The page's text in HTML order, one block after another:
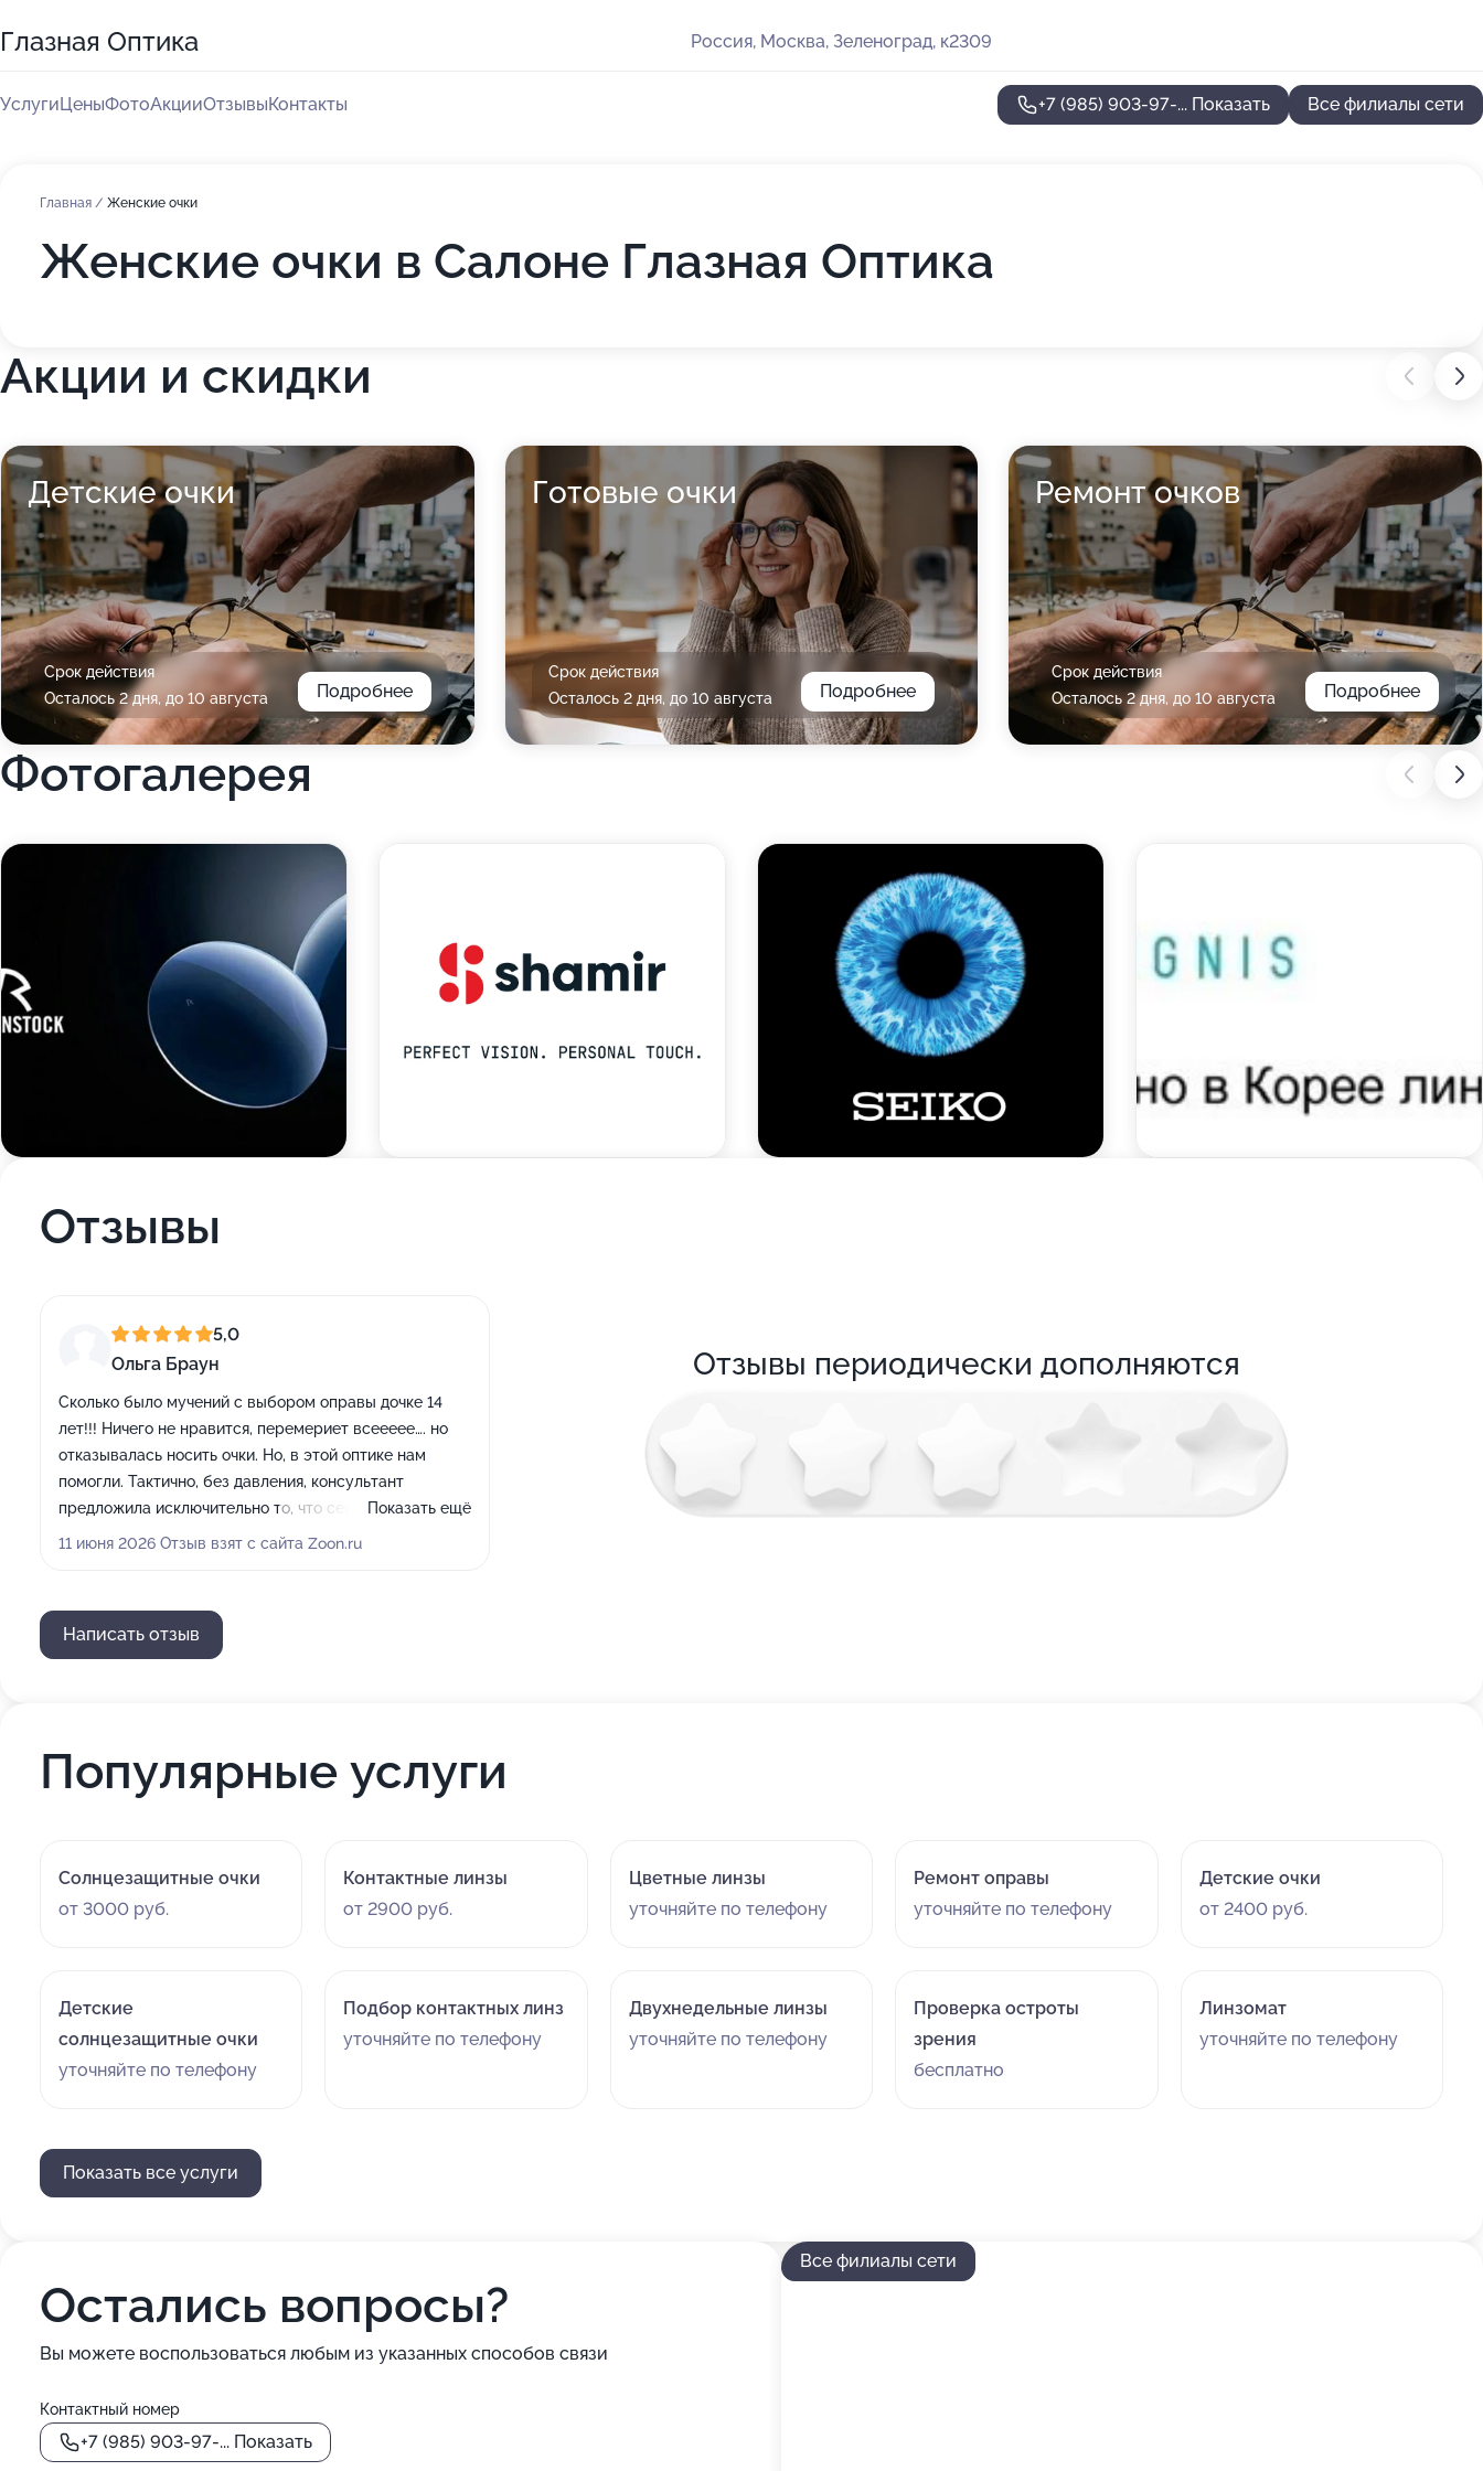
Глазная Оптика Россия, Москва, Зеленоград, к2309
УслугиЦеныФотоАкцииОтзывыКонтакты +7 (985) 903-97-... Показать Все филиалы сети
Главная / Женские очки
Женские очки в Салоне Глазная Оптика
Акции и скидки
Детские очки
Срок действия
Осталось 2 дня, до 10 августа
Подробнее
Готовые очки
Срок действия
Осталось 2 дня, до 10 августа
Подробнее
Ремонт очков
Срок действия
Осталось 2 дня, до 10 августа
Подробнее
Фотогалерея
Отзывы
5,0
Ольга Браун
Сколько было мучений с выбором оправы дочке 14
лет!!! Ничего не нравится, перемериет всеееее…. но
отказывалась носить очки. Но, в этой оптике нам
помогли. Тактично, без давления, консультант
предложила исключительно то, что сейчас носит
молодёжь. И, о боги, дочка влюбилась в очки. Большая
удовольствием рекомендую вашу оптику.
Показать ещё
11 июня 2026 Отзыв взят с сайта Zoon.ru
Отзывы периодически дополняются
Написать отзыв
Популярные услуги
Солнцезащитные очки
от 3000 руб.
Контактные линзы
от 2900 руб.
Цветные линзы
уточняйте по телефону
Ремонт оправы
уточняйте по телефону
Детские очки
от 2400 руб.
Детские
солнцезащитные очки
уточняйте по телефону
Подбор контактных линз
уточняйте по телефону
Двухнедельные линзы
уточняйте по телефону
Проверка остроты
зрения
бесплатно
Линзомат
уточняйте по телефону
Показать все услуги
Остались вопросы?
Вы можете воспользоваться любым из указанных способов связи
Контактный номер
+7 (985) 903-97-... Показать
Все филиалы сети